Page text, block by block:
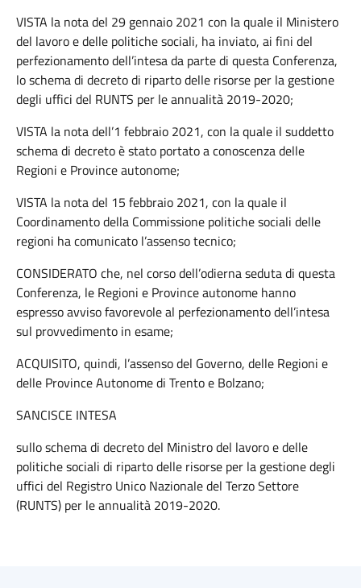
VISTA la nota del 29 gennaio 2021 con la quale il Ministero
del lavoro e delle politiche sociali, ha inviato, ai fini del
perfezionamento dell’intesa da parte di questa Conferenza,
lo schema di decreto di riparto delle risorse per la gestione
degli uffici del RUNTS per le annualità 2019-2020;
VISTA la nota dell’1 febbraio 2021, con la quale il suddetto
schema di decreto è stato portato a conoscenza delle
Regioni e Province autonome;
VISTA la nota del 15 febbraio 2021, con la quale il
Coordinamento della Commissione politiche sociali delle
regioni ha comunicato l’assenso tecnico;
CONSIDERATO che, nel corso dell’odierna seduta di questa
Conferenza, le Regioni e Province autonome hanno
espresso avviso favorevole al perfezionamento dell’intesa
sul provvedimento in esame;
ACQUISITO, quindi, l’assenso del Governo, delle Regioni e
delle Province Autonome di Trento e Bolzano;
SANCISCE INTESA
sullo schema di decreto del Ministro del lavoro e delle
politiche sociali di riparto delle risorse per la gestione degli
uffici del Registro Unico Nazionale del Terzo Settore
(RUNTS) per le annualità 2019-2020.